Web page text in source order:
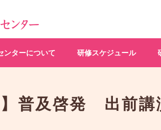
ンターについて 研修スケジュール
】普及啓発 出前